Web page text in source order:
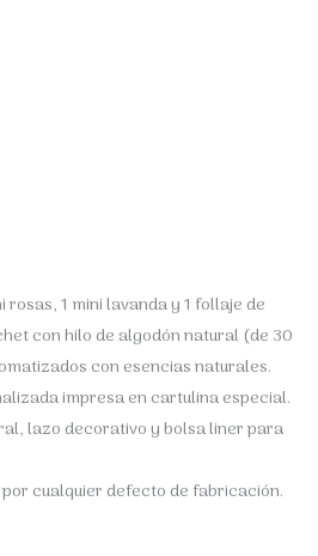
rosas, 1 mini lavanda y 1 follaje de
con hilo de algodón natural (de 30
con esencias naturales.
impresa en cartulina especial.
lazo decorativo y bolsa liner para
cualquier defecto de fabricación.